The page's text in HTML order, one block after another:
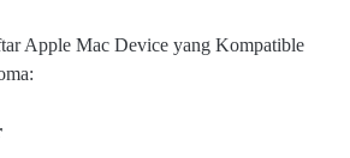
Apple Mac Device yang Kompatible